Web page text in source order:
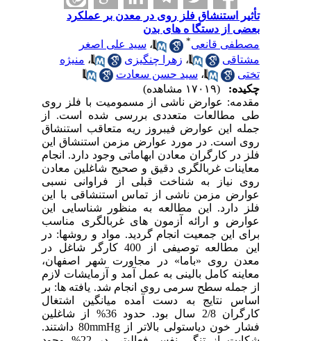
تأثیر استنشاق فلز روی در معدن بر عملکرد
بعضی از دستگا ه های بدن
مصطفی قانعی
،سید علی اصغر
مشتاقی
،زهرا چنگیزی ،منیژه
تختی
،سید حسن سعادت
چکیده:
مقدمه: عوارض ناشی از مسمومیت با فلز روی
طی مطالعات متعددی بررسی شده است. از
جمله این عوارض فیبروز ریه متعاقب استنشاق
روی است. در مورد عوارض مزمن استنشاق این
فلز در کارگران معادن ابهاماتی وجود دارد. انجام
معاینات غربالگری دقیق و صحیح شاغلین معادن
روی نیاز به شناخت قبلی از فراوانی نسبی
عوارض مزمن ناشی از تماس استنشاقی با این
فلز دارد. این مطالعه به منظور شناسایی این
عوارض و ارائه آزمون های غربالگری مناسب
برای این جمعیت انجام گردید. مواد و روشها: در
این مطالعه توصیفی از 400 کارگر شاغل در
معدن روی «باما» در مجاورت شهر اصفهان،
معاینه کامل بالینی به عمل آمد و آزمایشات لازم
از جمله سطح سرمی روی انجام شد. یافته ها: بر
اساس نتایج به دست آمده میانگین اشتغال
کارگران 2/8 سال بود. حدود 36% از شاغلین
فشار خون دیاستولی بالاتر از 80mmHg داشتند.